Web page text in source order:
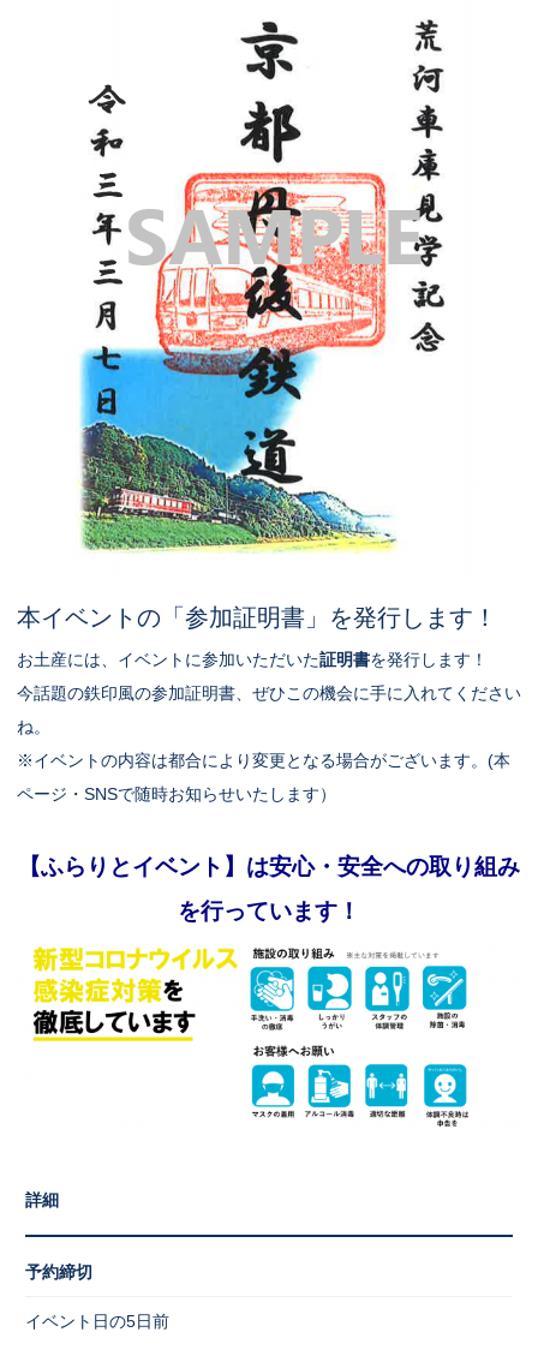
本イベントの「参加証明書」を発行します！
お土産には、イベントに参加いただいた証明書を発行します！
今話題の鉄印風の参加証明書、ぜひこの機会に手に入れてください
ね。
※イベントの内容は都合により変更となる場合がございます。(本
ページ・SNSで随時お知らせいたします）
【ふらりとイベント】は安心・安全への取り組み
を行っています！
詳細
予約締切
イベント日の5日前